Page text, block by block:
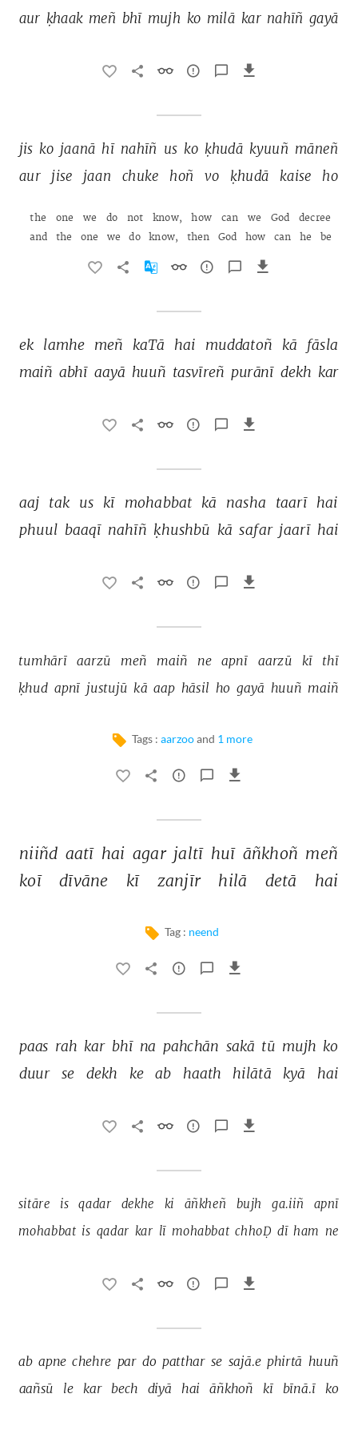
aur ḳhaak meñ bhī mujh ko milā kar nahīñ gayā
jis ko jaanā hī nahīñ us ko ḳhudā kyuuñ māneñ
aur
jise jaan chuke hoñ vo ḳhudā kaise ho
the one we do not know, how can we God
decree
and
the one we do know, then God how can he be
and the one we do know, then God how can he be
ek lamhe meñ kaTā hai muddatoñ kā
fāsla
maiñ abhī aayā huuñ tasvīreñ purānī dekh kar
aaj tak us kī mohabbat kā nasha taarī hai
phuul baaqī nahīñ ḳhushbū kā safar jaarī hai
tumhārī aarzū meñ maiñ ne apnī aarzū kī
thī
ḳhud apnī justujū kā aap hāsil ho gayā huuñ maiñ
Tags : aarzoo and 1 more
niiñd aatī hai agar jaltī huī āñkhoñ meñ
koī
dīvāne kī zanjīr hilā detā hai
Tag : neend
paas rah kar bhī na pahchān sakā tū mujh ko
duur
se dekh ke ab haath hilātā kyā hai
sitāre is qadar dekhe ki āñkheñ bujh ga.iiñ
apnī
mohabbat is qadar kar lī mohabbat chhoḌ dī ham ne
ab apne chehre par do patthar se sajā.e phirtā huuñ
aañsū
le kar bech diyā hai āñkhoñ kī bīnā.ī ko